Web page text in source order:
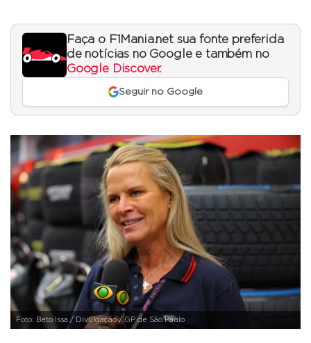
Faça o F1Mania.net sua fonte preferida
de notícias no Google e também no
Google Discover.
Seguir no Google
Foto: Beto Issa / Divulgação / GP de São Paulo